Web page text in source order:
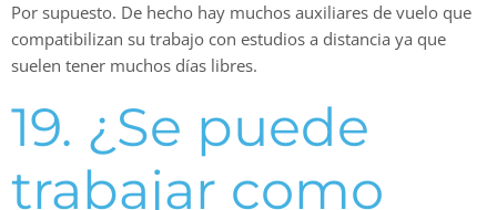
Por supuesto. De hecho hay muchos auxiliares de vuelo que
compatibilizan su trabajo con estudios a distancia ya que
suelen tener muchos días libres.
19. ¿Se puede
trabajar como